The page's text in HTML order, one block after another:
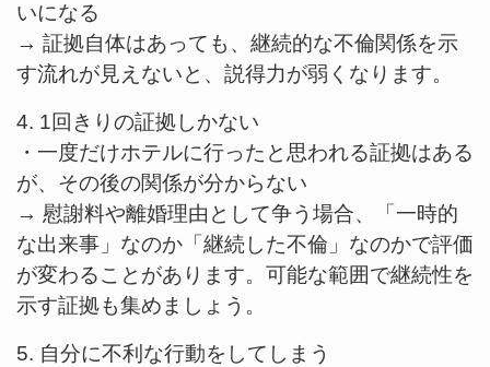
いになる
→ 証拠自体はあっても、継続的な不倫関係を示
す流れが見えないと、説得力が弱くなります。
4. 1回きりの証拠しかない
・一度だけホテルに行ったと思われる証拠はある
が、その後の関係が分からない
→ 慰謝料や離婚理由として争う場合、「一時的
な出来事」なのか「継続した不倫」なのかで評価
が変わることがあります。可能な範囲で継続性を
示す証拠も集めましょう。
5. 自分に不利な行動をしてしまう